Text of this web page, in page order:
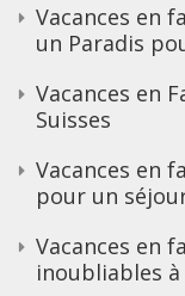
Vacances en
un Paradis
Vacances en
Suisses
Vacances en
pour un
Vacances en
inoubliables